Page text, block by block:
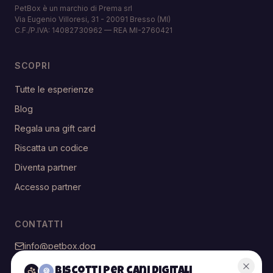
PetBox è un marchio di Prema srl
Via Eugenio Villoresi, 31 - 20091 Bresso (MI)
C.F./P.IVA: 14082730962 — REA MI-2760421
SCOPRI
Tutte le esperienze
Blog
Regala una gift card
Riscatta un codice
Diventa partner
Accesso partner
CONTATTI
info@petbox.dog
@petbox.dog
🍪